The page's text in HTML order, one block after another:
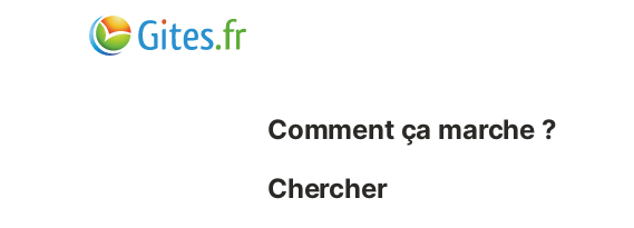
Comment ça marche ?
Chercher